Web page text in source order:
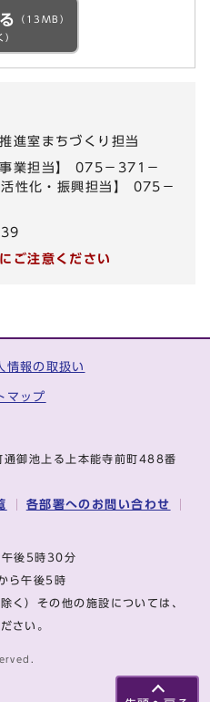
（13MB）
）
進室まちづくり担当
事業担当】 075－371－
性化・振興担当】 075－
ご注意ください
情報の取扱い
マップ
御池上る上本能寺前町488番
各部署へのお問い合わせ
午後5時30分
から午後5時
く）その他の施設については、
さい。